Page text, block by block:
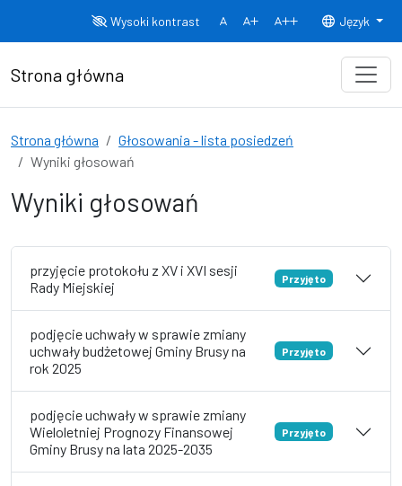
Wysoki kontrast
Normalny rozmiar czcionki
Rozmiar czcionki 150% Rozmiar
Język
Strona główna
Strona główna
Głosowania - lista posiedzeń
Wyniki głosowań
Wyniki głosowań
przyjęcie protokołu z XV i XVI sesji
Rady Miejskiej
Przyjęto
podjęcie uchwały w sprawie zmiany
uchwały budżetowej Gminy Brusy na
rok 2025
Przyjęto
podjęcie uchwały w sprawie zmiany
Wieloletniej Prognozy Finansowej
Gminy Brusy na lata 2025-2035
Przyjęto